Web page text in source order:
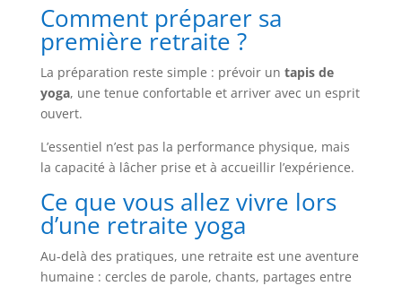
Comment préparer sa
première retraite ?
La préparation reste simple : prévoir un tapis de
yoga, une tenue confortable et arriver avec un esprit
ouvert.
L’essentiel n’est pas la performance physique, mais
la capacité à lâcher prise et à accueillir l’expérience.
Ce que vous allez vivre lors
d’une retraite yoga
Au-delà des pratiques, une retraite est une aventure
humaine : cercles de parole, chants, partages entre